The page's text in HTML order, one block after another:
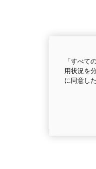
「すべて
用状況を
に同意し